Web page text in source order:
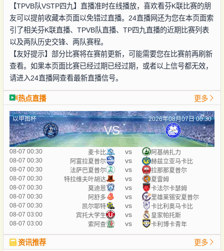
【TPVB队VSTP四九】直播准时在线播放，喜欢看芬K联比赛的朋
友可以提前收藏本页面以免错过直播。24直播网还为您在本页面索
引了相关芬K联直播、TPVB队直播、TP四九直播的近期比赛列表
以及两队历史交锋、两队赛程。
【友好提示】部分比赛将在赛前更新，可能需要您在比赛前再刷新
查看。如果本页面比赛已经过期已经过期，或者以上信号都无效，
请进入24直播网查看最新直播信号。
热点直播 更多
以甲图杯 2026年08月07日 00:30
VS
08-07 00:30 麦卡比 vs
阿基纳扎力
08-07 00:30
阿富拉夏普尔 vs
赫兹立亚马卡比
08-07 00:30
法萨巴夏普尔 vs
拉那那夏普尔
08-07 00:30
特拉维夫叶胡达 vs
夏雷姆
08-07 00:30
莫迪恩 vs
卡法尔卡瑟姆
08-07 00:30
阿舒多 vs
里雄莱锡安夏普尔
08-07 00:30
凯尔耶特 vs
卡比利奥马卡比
08-07 03:00
宾托大学生 vs
皇家帕托斯
08-07 03:00
索阿查 vs 卡利博卡青年
资讯推荐 更多